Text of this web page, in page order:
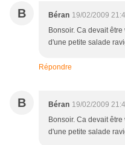
B Béran 19/02/2009
Bonsoir. Ca devait
d'une petite salade
Répondre
B Béran 19/02/2009
Bonsoir. Ca devait
d'une petite salade